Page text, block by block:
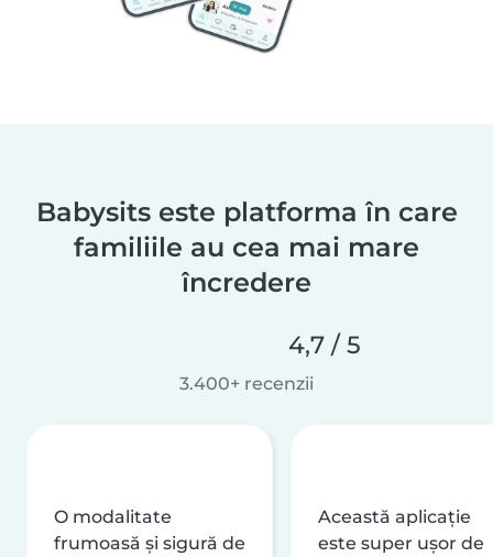
Babysits este platforma în care
familiile au cea mai mare
încredere
4,7 / 5
3.400+ recenzii
O modalitate
frumoasă și sigură de
Această aplicație
este super ușor de